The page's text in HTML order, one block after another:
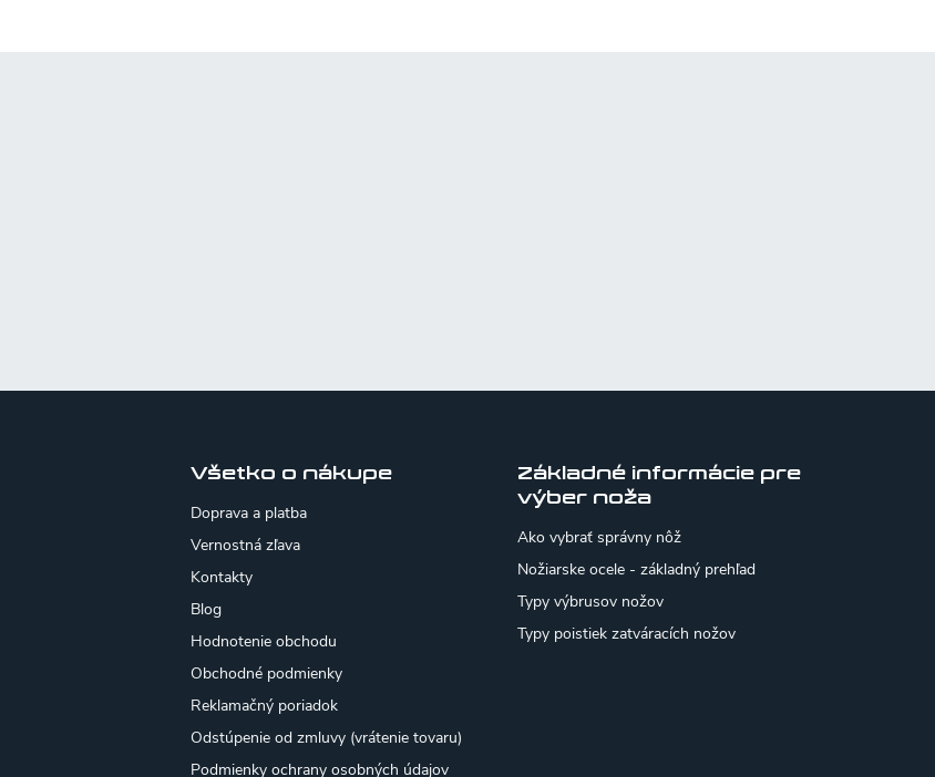
Všetko o nákupe
Doprava a platba
Vernostná zľava
Kontakty
Blog
Hodnotenie obchodu
Obchodné podmienky
Reklamačný poriadok
Odstúpenie od zmluvy (vrátenie tovaru)
Podmienky ochrany osobných údajov
Základné informácie pre
výber noža
Ako vybrať správny nôž
Nožiarske ocele - základný prehľad
Typy výbrusov nožov
Typy poistiek zatváracích nožov